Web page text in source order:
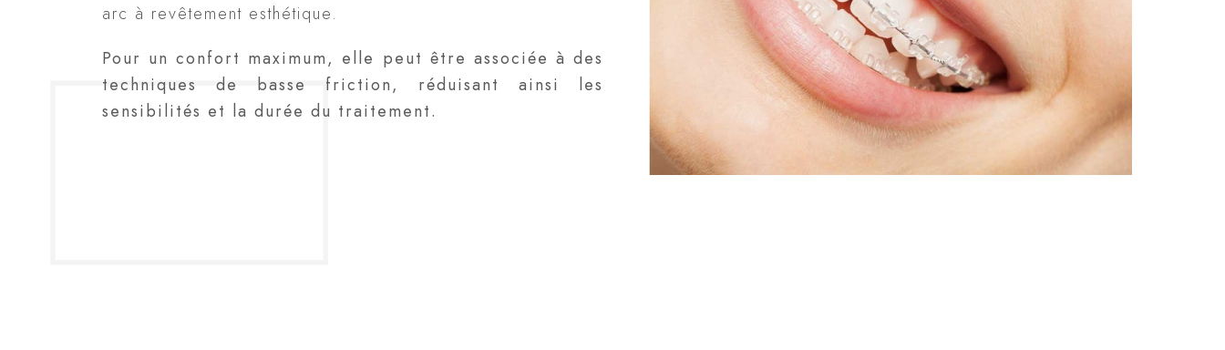
arc à revêtement esthétique.
Pour un confort maximum, elle peut être associée à des
techniques de basse friction, réduisant ainsi les
sensibilités et la durée du traitement.